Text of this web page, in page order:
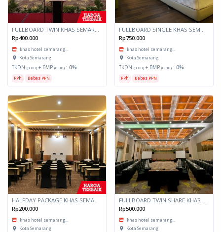
FULLBOARD TWIN KHAS SEMARANG
Rp400.000
khas hotel semarang...
Kota Semarang
TKDN (0.00) + BMP (0.00) : 0%
PPh Bebas PPN
FULLBOARD SINGLE KHAS SEMARANG
Rp750.000
khas hotel semarang...
Kota Semarang
TKDN (0.00) + BMP (0.00) : 0%
PPh Bebas PPN
Rp200.000
khas hotel semarang...
Kota Semarang
Rp500.000
khas hotel semarang...
Kota Semarang